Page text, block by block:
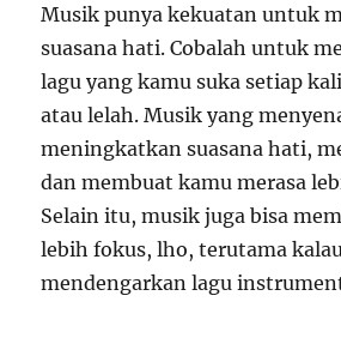
Musik punya kekuatan untuk
suasana hati. Cobalah untuk
lagu yang kamu suka setiap
atau lelah. Musik yang
meningkatkan suasana hati,
dan membuat kamu merasa
Selain itu, musik juga bisa
lebih fokus, lho, terutama
mendengarkan lagu